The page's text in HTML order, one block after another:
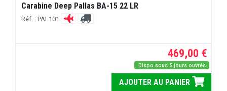
Carabine Deep Pallas BA-15 22 LR
Réf. : PAL101
469,00 €
Dispo sous 5 jours ouvrés
AJOUTER AU PANIER